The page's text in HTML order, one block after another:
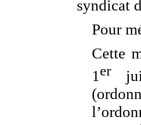
syndicat
Pour
Cette
1er